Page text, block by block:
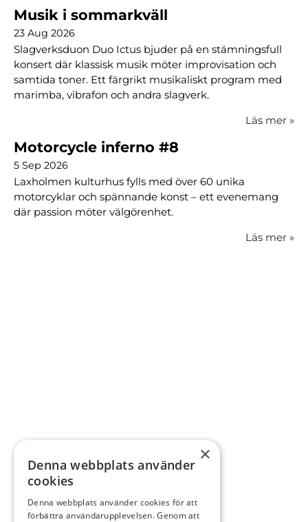
Musik i sommarkväll
23 Aug 2026
Slagverksduon Duo Ictus bjuder på en stämningsfull
konsert där klassisk musik möter improvisation och
samtida toner. Ett färgrikt musikaliskt program med
marimba, vibrafon och andra slagverk.
Läs mer »
Motorcycle inferno #8
5 Sep 2026
Laxholmen kulturhus fylls med över 60 unika
motorcyklar och spännande konst – ett evenemang
där passion möter välgörenhet.
Läs mer »
×
Denna webbplats använder
cookies
Denna webbplats använder cookies för att
förbättra användarupplevelsen. Genom att